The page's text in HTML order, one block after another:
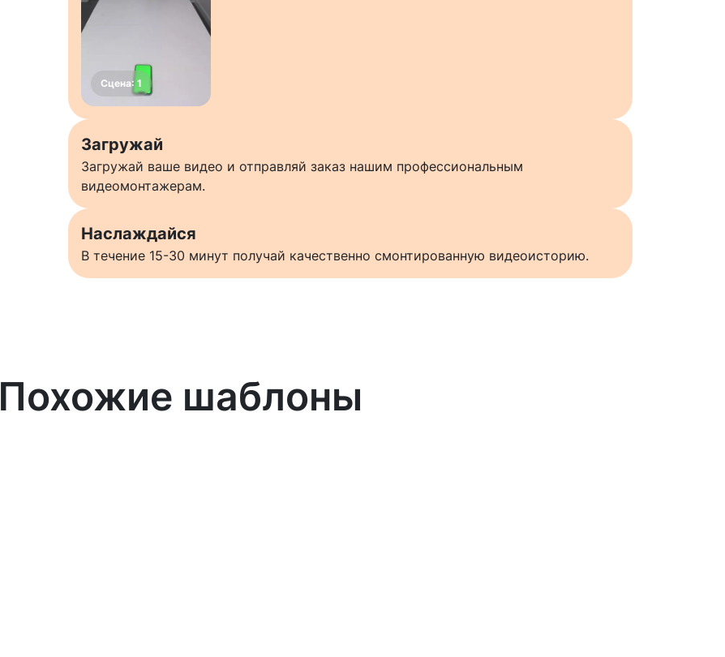
Загружай
Загружай ваше видео и отправляй заказ нашим профессиональным
видеомонтажерам.
Наслаждайся
В течение 15-30 минут получай качественно смонтированную видеоисторию.
Похожие шаблоны